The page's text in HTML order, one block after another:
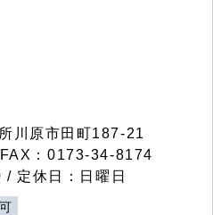
川原市田町187-21
：0173-34-8174
定休日：日曜日